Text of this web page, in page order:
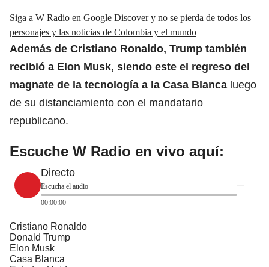
Siga a W Radio en Google Discover y no se pierda de todos los
personajes y las noticias de Colombia y el mundo
Además de Cristiano Ronaldo, Trump también
recibió a Elon Musk, siendo este el regreso del
magnate de la tecnología a la Casa Blanca luego
de su distanciamiento con el mandatario
republicano.
Escuche W Radio en vivo aquí:
Directo
Escucha el audio
00:00:00
Cristiano Ronaldo
Donald Trump
Elon Musk
Casa Blanca